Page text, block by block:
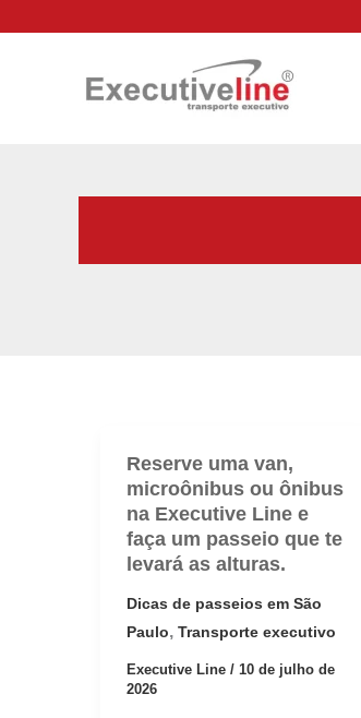
Reserve uma van,
microônibus ou ônibus
na Executive Line e
faça um passeio que te
levará as alturas.
Dicas de passeios em São
Paulo, Transporte executivo
Executive Line / 10 de julho de
2026